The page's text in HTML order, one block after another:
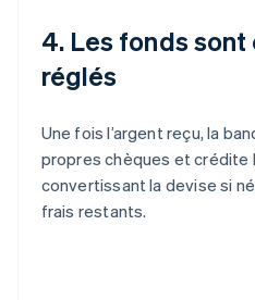
4. Les fonds
réglés
Une fois l’argent reçu, la
propres chèques et crédite
convertissant la devise si
frais restants.